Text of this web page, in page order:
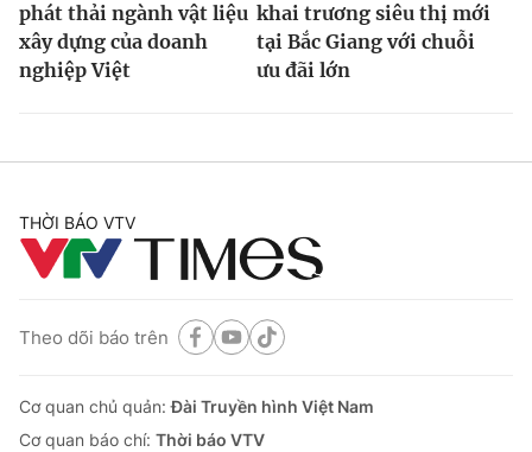
phát thải ngành vật liệu
xây dựng của doanh
nghiệp Việt
khai trương siêu thị mới
tại Bắc Giang với chuỗi
ưu đãi lớn
THỜI BÁO VTV
Theo dõi báo trên
Cơ quan chủ quản:Đài Truyền hình Việt Nam
Cơ quan báo chí: Thời báo VTV